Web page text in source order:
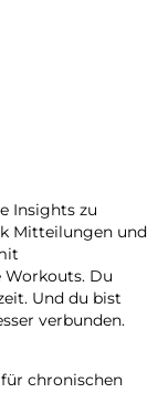
Insights zu
Mitteilungen und
Du
Und du bist
verbunden.
für chronischen